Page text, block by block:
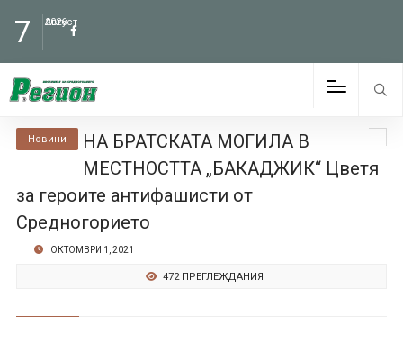
7 Август
2026
Новини
НА БРАТСКАТА МОГИЛА В
МЕСТНОСТТА „БАКАДЖИК“ Цветя
за героите антифашисти от
Средногорието
ОКТОМВРИ 1, 2021
472 ПРЕГЛЕЖДАНИЯ